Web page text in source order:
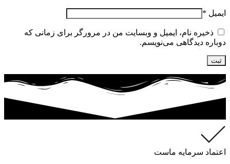
ایمیل *
ذخیره نام، ایمیل و وبسایت من در مرورگر برای زمانی که
دوباره دیدگاهی می‌نویسم.
اعتماد سرمایه ماست